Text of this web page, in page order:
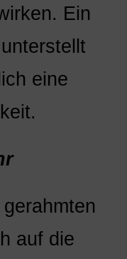
Ein
eine
auf die